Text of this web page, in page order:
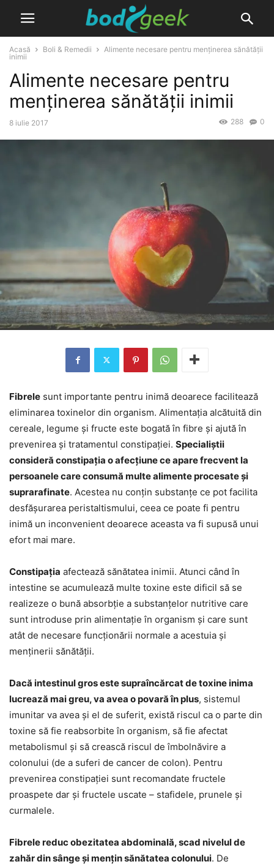
Acasă Boli & Remedii
Alimente necesare pentru menținerea sănătății
inimii
Alimente necesare pentru
menținerea sănătății inimii
8 iulie 2017 0
288
Fibrele sunt importante pentru inimă deoarece facilitează
eliminarea toxinelor din organism. Alimentația alcătuită din
cereale, legume și fructe este bogată în fibre și ajută în
prevenirea și tratamentul constipației. Specialiștii
consideră constipația o afecțiune ce apare frecvent la
persoanele care consumă multe alimente procesate și
suprarafinate. Acestea nu conțin substanțe ce pot facilita
desfășurarea peristaltismului, ceea ce poate fi pentru
inimă un inconvenient deoarece aceasta va fi supusă unui
efort mai mare.
Constipația afectează sănătatea inimii. Atunci când în
intestine se acumulează multe toxine este dificil să se
realizeze o bună absorbție a substanțelor nutritive care
sunt introduse prin alimentație în organism și care sunt
atât de necesare funcționării normale a acestuia și
menținerii sănătății.
Dacă intestinul gros este supraîncărcat de toxine inima
lucrează mai greu, va avea o povară în plus, sistemul
imunitar va avea și el de suferit, există riscul ca o parte din
toxine să fie reabsorbite în organism, să fie afectat
metabolismul și să crească riscul de îmbolnăvire a
colonului (de a suferi de cancer de colon). Pentru
prevenirea constipației sunt recomandate fructele
proaspete dar și fructele uscate – stafidele, prunele și
curmalele.
Fibrele reduc obezitatea abdominală, scad nivelul de
zahăr din sânge și mențin sănătatea colonului. De